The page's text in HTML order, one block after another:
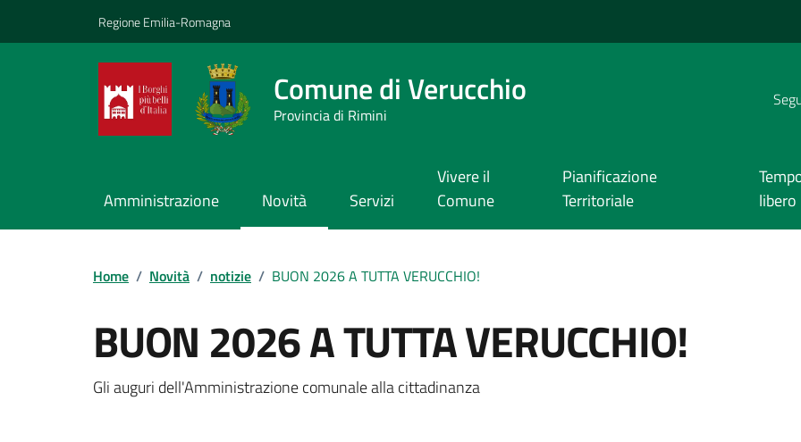
Regione Emilia-Romagna
Comune di Verucchio
Provincia di Rimini
Amministrazione Novità Servizi
Vivere il
Comune
Pianificazione
Territoriale
libero
Home / Novità / notizie / BUON 2026 A TUTTA VERUCCHIO!
BUON 2026 A TUTTA VERUCCHIO!
Dettagli della notizia
Gli auguri dell'Amministrazione comunale alla cittadinanza